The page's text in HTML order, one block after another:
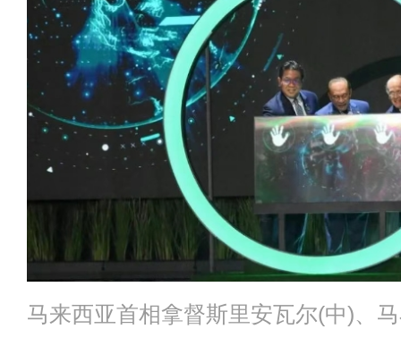
马来西亚首相拿督斯里安瓦尔(中)、